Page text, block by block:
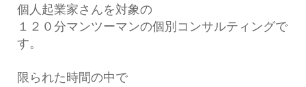
個人起業家さんを対象の
１２０分マンツーマンの個別コンサルティングで
す。
限られた時間の中で